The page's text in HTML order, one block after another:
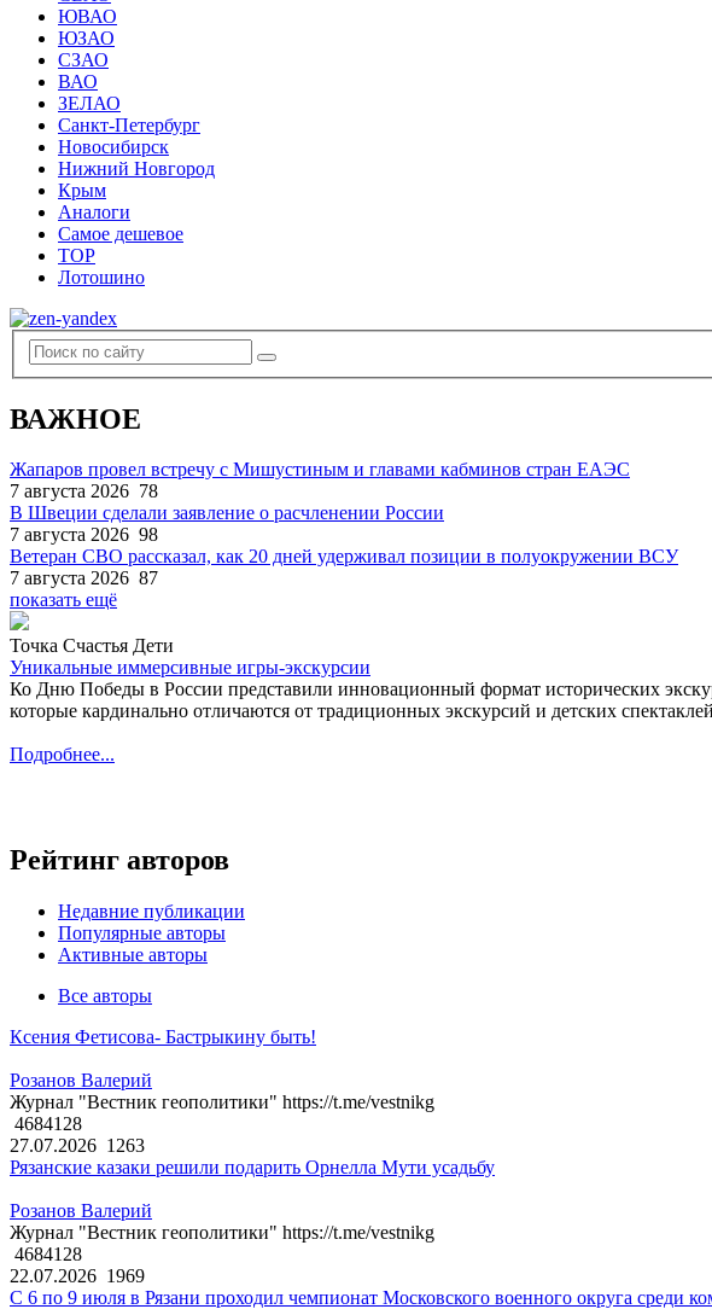
ЮВАО
ЮЗАО
СЗАО
ВАО
ЗЕЛАО
Санкт-Петербург
Новосибирск
Нижний Новгород
Крым
Аналоги
Самое дешевое
TOP
Лотошино
ВАЖНОЕ
Жапаров провел встречу с Мишустиным и главами кабминов стран ЕАЭС
7 августа 2026 78
В Швеции сделали заявление о расчленении России
7 августа 2026 98
Ветеран СВО рассказал, как 20 дней удерживал позиции в полуокружении ВСУ
7 августа 2026 87
показать ещё
Точка Счастья Дети
Уникальные иммерсивные игры-экскурсии
Ко Дню Победы в России представили инновационный формат исторических
которые кардинально отличаются от традиционных экскурсий и детских
Подробнее...
Рейтинг авторов
Недавние публикации
Популярные авторы
Активные авторы
Все авторы
Ксения Фетисова- Бастрыкину быть!
Розанов Валерий
Журнал "Вестник геополитики" https://t.me/vestnikg
4684128
27.07.2026 1263
Рязанские казаки решили подарить Орнелла Мути усадьбу
Розанов Валерий
Журнал "Вестник геополитики" https://t.me/vestnikg
4684128
22.07.2026 1969
С 6 по 9 июля в Рязани проходил чемпионат Московского военного округа среди